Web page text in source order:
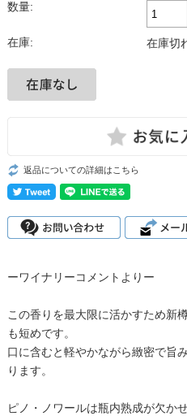
数量:
在庫: 在庫切
返品についての詳細はこちら
ーワイナリーコメントよりー
この香りを最大限に活かすため新
も短めです。
口に含むと軽やかながら緻密で旨
ります。
ピノ・ノワールは瓶内熟成が欠か